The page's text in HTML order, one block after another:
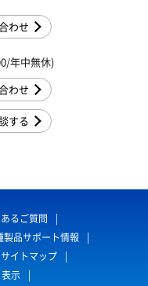
わせ
年中無休)
わせ
する
るご質問
製品サポート情報
サイトマップ
示